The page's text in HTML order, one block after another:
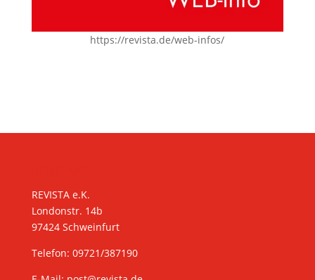
https://revista.de/web-infos/
REVISTA e.K.
Londonstr. 14b
97424 Schweinfurt
Telefon: 09721/387190